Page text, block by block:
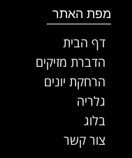
מפת האתר
דף הבית
הדברת מזיקים
הרחקת יונים
גלריה
בלוג
צור קשר